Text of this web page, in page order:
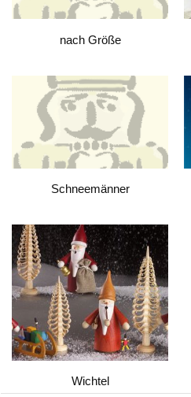
nach Größe
Schneemänner
Wichtel